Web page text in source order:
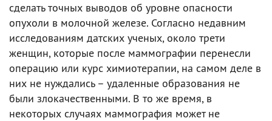
сделать точных выводов об уровне опасности
опухоли в молочной железе. Согласно недавним
исследованиям датских ученых, около трети
женщин, которые после маммографии перенесли
операцию или курс химиотерапии, на самом деле в
них не нуждались – удаленные образования не
были злокачественными. В то же время, в
некоторых случаях маммография может не